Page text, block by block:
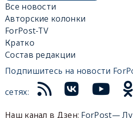
Все новости
Авторские колонки
ForPost-TV
Кратко
Состав редакции
Подпишитесь на новости
сетях:
Наш канал в Дзен: ForPost—